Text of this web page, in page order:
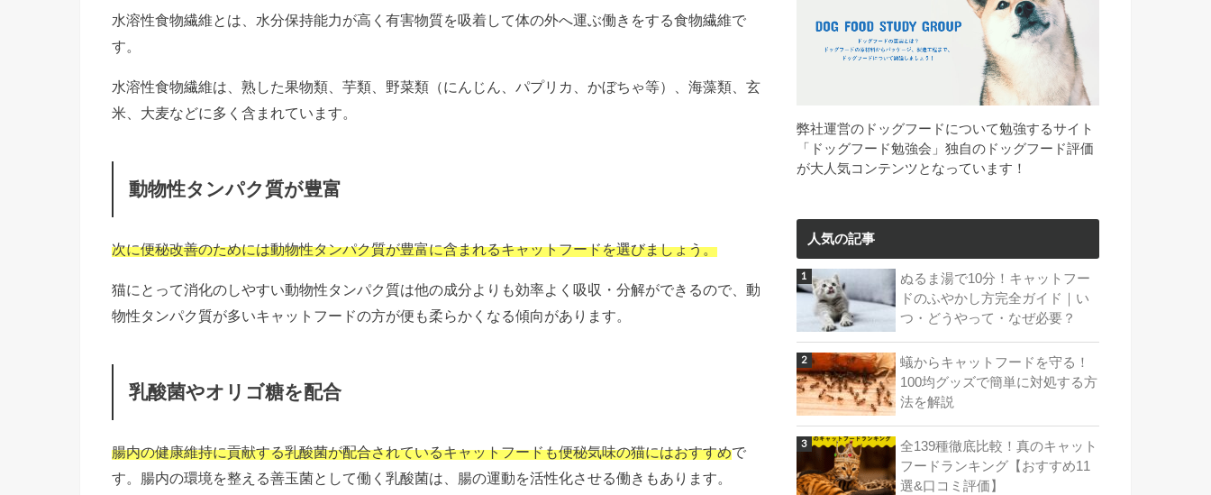
水溶性食物繊維とは、水分保持能力が高く有害物質を吸着して体の外へ運ぶ働きをする食物繊維で
す。
水溶性食物繊維は、熟した果物類、芋類、野菜類（にんじん、パプリカ、かぼちゃ等）、海藻類、玄
米、大麦などに多く含まれています。
動物性タンパク質が豊富
次に便秘改善のためには動物性タンパク質が豊富に含まれるキャットフードを選びましょう。
猫にとって消化のしやすい動物性タンパク質は他の成分よりも効率よく吸収・分解ができるので、動
物性タンパク質が多いキャットフードの方が便も柔らかくなる傾向があります。
乳酸菌やオリゴ糖を配合
腸内の健康維持に貢献する乳酸菌が配合されているキャットフードも便秘気味の猫にはおすすめで
す。腸内の環境を整える善玉菌として働く乳酸菌は、腸の運動を活性化させる働きもあります。
弊社運営のドッグフードについて勉強するサイト
「ドッグフード勉強会」独自のドッグフード評価
が大人気コンテンツとなっています！
人気の記事
ぬるま湯で10分！キャットフー
ドのふやかし方完全ガイド｜い
つ・どうやって・なぜ必要？
蟻からキャットフードを守る！
100均グッズで簡単に対処する方
法を解説
全139種徹底比較！真のキャット
フードランキング【おすすめ11
選&口コミ評価】